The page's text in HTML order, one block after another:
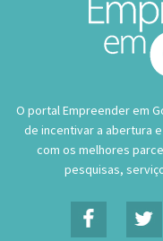
O portal Empreender em
de incentivar a abertura
com os melhores
pesquisas,